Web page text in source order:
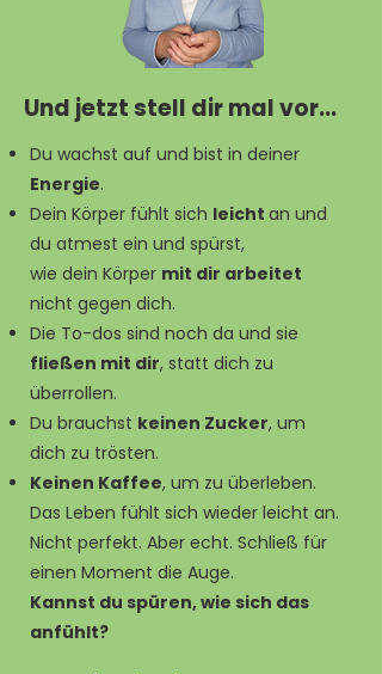
Und jetzt stell dir mal vor...
Du wachst auf und bist in deiner
Energie.
Dein Körper fühlt sich leicht an und
du atmest ein und spürst,
wie dein Körper mit dir arbeitet
nicht gegen dich.
Die To-dos sind noch da und sie
fließen mit dir, statt dich zu
überrollen.
Du brauchst keinen Zucker, um
dich zu trösten.
Keinen Kaffee, um zu überleben.
Das Leben fühlt sich wieder leicht an.
Nicht perfekt. Aber echt. Schließ für
einen Moment die Auge.
Kannst du spüren, wie sich das
anfühlt?